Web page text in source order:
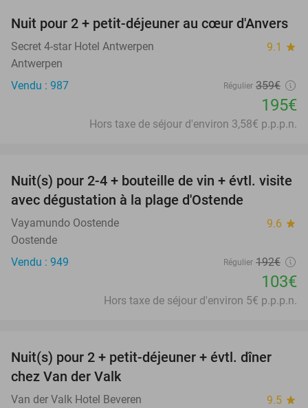
46%
Nuit pour 2 + petit-déjeuner au cœur d'Anvers
Secret 4-star Hotel Antwerpen 9.1 star
Antwerpen
Vendu : 987
Régulier 359€
195€
Hors taxe de séjour d'environ 3,58€ p.p.p.n.
46%
Nuit(s) pour 2-4 + bouteille de vin + évtl. visite
avec dégustation à la plage d'Ostende
Vayamundo Oostende 9.6 star
Oostende
Vendu : 949
Régulier 192€
103€
Hors taxe de séjour d'environ 5€ p.p.p.n.
51%
Nuit(s) pour 2 + petit-déjeuner + évtl. dîner
chez Van der Valk
Van der Valk Hotel Beveren 9.5 star